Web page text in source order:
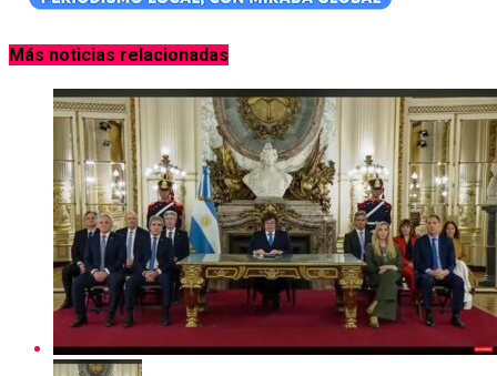
Más noticias relacionadas